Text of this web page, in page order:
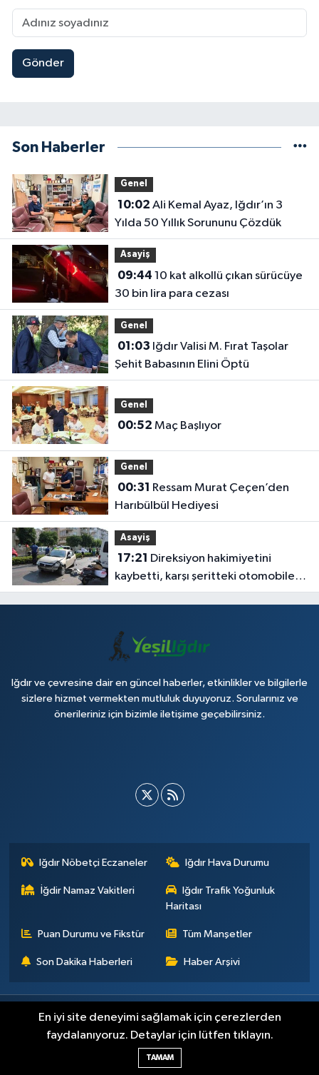
Gönder
Son Haberler
Genel
10:02
Yılda 50 Yıllık Sorununu Çözdük
Asayiş
09:44
30 bin lira para cezası
Genel
01:03
Şehit Babasının Elini Öptü
Genel
00:52 Maç Başlıyor
Genel
00:31
Harıbülbül Hediyesi
Asayiş
17:21
kaybetti, karşı şeritteki otomobile
çarptı
Iğdır ve çevresine dair en güncel haberler, etkinlikler ve bilgilerle
sizlere hizmet vermekten mutluluk duyuyoruz. Sorularınız ve
önerileriniz için bizimle iletişime geçebilirsiniz.
Iğdır Nöbetçi Eczaneler Iğdır Hava Durumu
İğdir Namaz Vakitleri
Iğdır Trafik Yoğunluk
Haritası
Puan Durumu ve Fikstür Tüm Manşetler
Son Dakika Haberleri Haber Arşivi
Künye İletişim Çerez Politikası Gizlilik ilkeleri
Haber Yazılımı:
En iyi site deneyimi sağlamak için çerezlerden
faydalanıyoruz. Detaylar için lütfen tıklayın.
TAMAM